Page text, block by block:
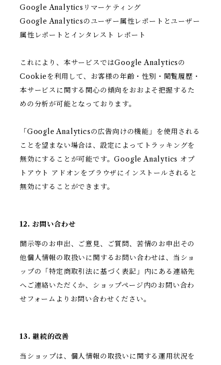
Google Analyticsリマーケティング
Google Analyticsのユーザー属性レポートとユーザー
属性レポートとインタレスト レポート
これにより、本サービスではGoogle Analyticsの
Cookieを利用して、お客様の年齢・性別・閲覧履歴・
本サービスに関する関心の傾向をおおよそ把握するた
めの分析が可能となっております。
「Google Analyticsの広告向けの機能」を使用される
ことを望まない場合は、設定によってトラッキングを
無効にすることが可能です。Google Analytics オプ
トアウト アドオンをブラウザにインストールされると
無効にすることができます。
12. お問い合わせ
開示等のお申出、ご意見、ご質問、苦情のお申出その
他個人情報の取扱いに関するお問い合わせは、当ショ
ップの「特定商取引法に基づく表記」内にある連絡先
へご連絡いただくか、ショップページ内のお問い合わ
せフォームよりお問い合わせください。
13. 継続的改善
当ショップは、個人情報の取扱いに関する運用状況を